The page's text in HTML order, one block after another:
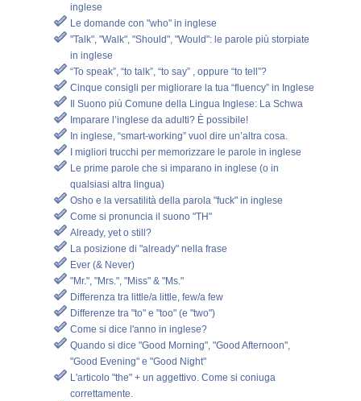
inglese
Le domande con "who" in inglese
"Talk", "Walk", "Should", "Would": le parole più storpiate
in inglese
“To speak”, “to talk”, “to say” , oppure “to tell”?
Cinque consigli per migliorare la tua “fluency” in Inglese
Il Suono più Comune della Lingua Inglese: La Schwa
Imparare l’inglese da adulti? È possibile!
In inglese, “smart-working” vuol dire un’altra cosa.
I migliori trucchi per memorizzare le parole in inglese
Le prime parole che si imparano in inglese (o in
qualsiasi altra lingua)
Osho e la versatilità della parola "fuck" in inglese
Come si pronuncia il suono "TH"
Already, yet o still?
La posizione di "already" nella frase
Ever (& Never)
"Mr.", "Mrs.", "Miss" & "Ms."
Differenza tra little/a little, few/a few
Differenze tra "to" e "too" (e "two")
Come si dice l'anno in inglese?
Quando si dice "Good Morning", "Good Afternoon",
"Good Evening" e "Good Night"
L'articolo "the" + un aggettivo. Come si coniuga
correttamente.